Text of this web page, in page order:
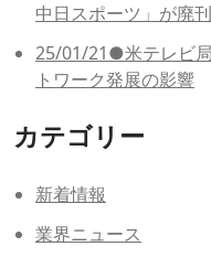
中日スポーツ」が廃
25/01/21●米テレビ
トワーク発展の影響
カテゴリー
新着情報
業界ニュース